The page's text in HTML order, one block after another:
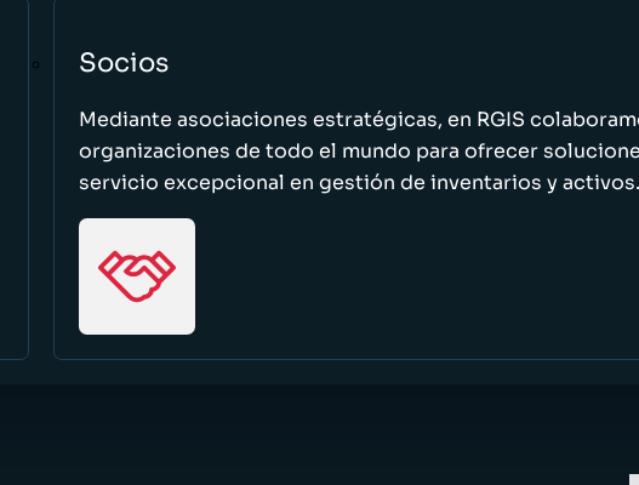
Socios
Mediante asociaciones estratégicas, en RGIS
organizaciones de todo el mundo para ofrecer
servicio excepcional en gestión de inventarios y activos.